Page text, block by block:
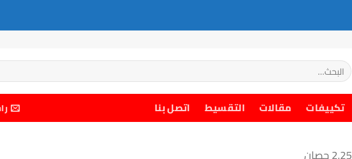
البحث
عن:
تكييفات مقالات التقسيط اتصل بنا